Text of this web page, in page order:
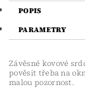
POPIS
PARAMETRY
Závěsné kovové
pověsit třeba na
malou pozornost.